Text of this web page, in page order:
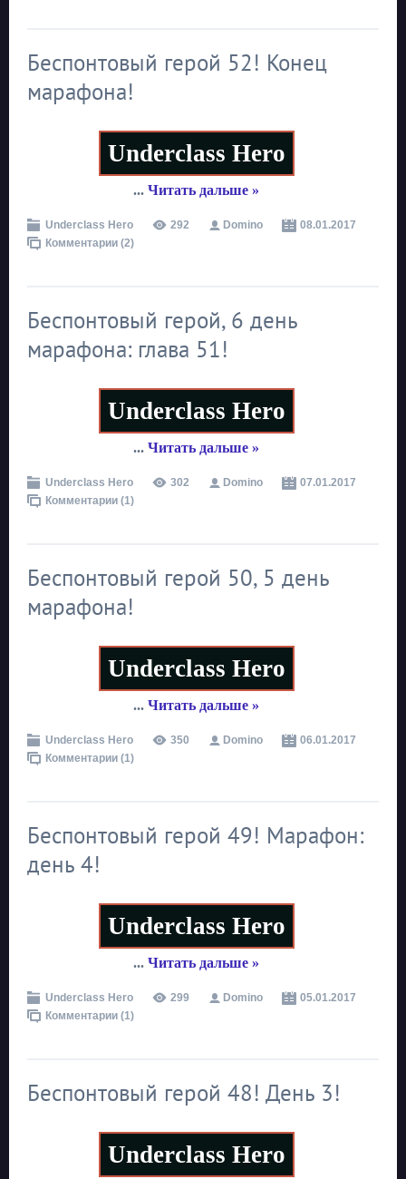
Беспонтовый герой 52! Конец
марафона!
Underclass Hero
... Читать дальше »
Underclass Hero 292 Domino
08.01.2017
Комментарии (2)
Беспонтовый герой, 6 день
марафона: глава 51!
Underclass Hero
... Читать дальше »
Underclass Hero 302 Domino
07.01.2017
Комментарии (1)
Беспонтовый герой 50, 5 день
марафона!
Underclass Hero
... Читать дальше »
Underclass Hero 350 Domino
06.01.2017
Комментарии (1)
Беспонтовый герой 49! Марафон:
день 4!
Underclass Hero
... Читать дальше »
Underclass Hero 299 Domino
05.01.2017
Комментарии (1)
Беспонтовый герой 48! День 3!
Underclass Hero